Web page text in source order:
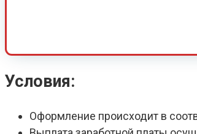
Условия:
Оформление происходит в